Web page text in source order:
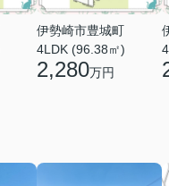
伊勢崎市豊城町
4LDK (96.38㎡)
2,280万円